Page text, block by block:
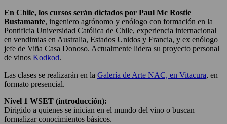
En Chile, los cursos serán dictados por Paul Mc Rostie
Bustamante, ingeniero agrónomo y enólogo con formación en la
Pontificia Universidad Católica de Chile, experiencia internacional
en vendimias en Australia, Estados Unidos y Francia, y ex enólogo
jefe de Viña Casa Donoso. Actualmente lidera su proyecto personal
de vinos Kodkod.
Las clases se realizarán en la Galería de Arte NAC, en Vitacura, en
formato presencial.
Nivel 1 WSET (introducción):
Dirigido a quienes se inician en el mundo del vino o buscan
formalizar conocimientos básicos.